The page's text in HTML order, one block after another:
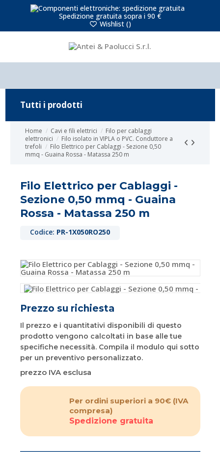
Spedizione gratuita sopra i 90 €
Wishlist ()
Home Cavi e fili elettrici
Filo per cablaggi
elettronici
Filo isolato in VIPLA o PVC. Conduttore a
trefoli
Filo Elettrico per Cablaggi - Sezione 0,50
mmq - Guaina Rossa - Matassa 250 m
Filo Elettrico per Cablaggi -
Sezione 0,50 mmq - Guaina
Rossa - Matassa 250 m
Codice: PR-1X050RO250
Prezzo su richiesta
Il prezzo e i quantitativi disponibili di questo
prodotto vengono calcoltati in base alle tue
specifiche necessità. Compila il modulo qui sotto
per un preventivo personalizzato.
prezzo IVA esclusa
Per ordini superiori a 90€ (IVA
compresa)
Spedizione gratuita
Tutti i prodotti